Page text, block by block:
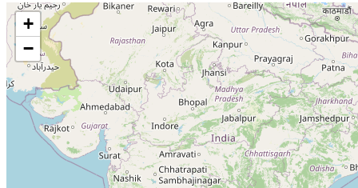
+
−